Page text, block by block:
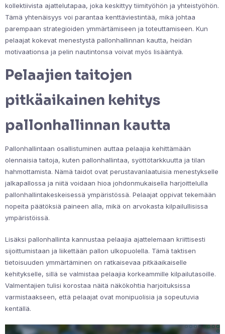
kollektiivista ajattelutapaa, joka keskittyy tiimityöhön ja yhteistyöhön.
Tämä yhtenäisyys voi parantaa kenttäviestintää, mikä johtaa
parempaan strategioiden ymmärtämiseen ja toteuttamiseen. Kun
pelaajat kokevat menestystä pallonhallinnan kautta, heidän
motivaationsa ja pelin nautintonsa voivat myös lisääntyä.
Pelaajien taitojen
pitkäaikainen kehitys
pallonhallinnan kautta
Pallonhallintaan osallistuminen auttaa pelaajia kehittämään
olennaisia taitoja, kuten pallonhallintaa, syöttötarkkuutta ja tilan
hahmottamista. Nämä taidot ovat perustavanlaatuisia menestykselle
jalkapallossa ja niitä voidaan hioa johdonmukaisella harjoittelulla
pallonhallintakeskeisessä ympäristössä. Pelaajat oppivat tekemään
nopeita päätöksiä paineen alla, mikä on arvokasta kilpailullisissa
ympäristöissä.
Lisäksi pallonhallinta kannustaa pelaajia ajattelemaan kriittisesti
sijoittumistaan ja liikettään pallon ulkopuolella. Tämä taktisen
tietoisuuden ymmärtäminen on ratkaisevaa pitkäaikaiselle
kehitykselle, sillä se valmistaa pelaajia korkeammille kilpailutasoille.
Valmentajien tulisi korostaa näitä näkökohtia harjoituksissa
varmistaakseen, että pelaajat ovat monipuolisia ja sopeutuvia
kentällä.